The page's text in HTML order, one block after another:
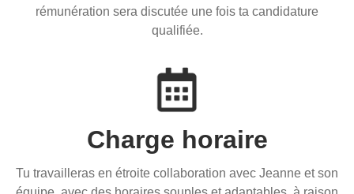
rémunération sera discutée une fois ta candidature
qualifiée.
Charge horaire
Tu travailleras en étroite collaboration avec Jeanne et son